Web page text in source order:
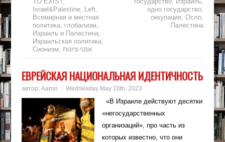
Israel&Palestine, Left,
Всемирная и местная
политика, глобализм,
Израиль и Палестина,
Израильская политика,
Сионизм, אנטי-ציונות
одно государство,
оккупация,Осло,
Палестина
ЕВРЕЙСКАЯ НАЦИОНАЛЬНАЯ ИДЕНТИЧНОСТЬ
автор: Aaron Wednesday May 10th, 2023
«В Израиле действуют десятки
«негосударственных
организаций», про часть из
которых известно, что они